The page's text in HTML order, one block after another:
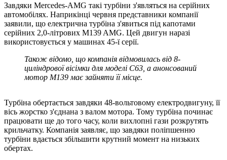
Завдяки Mercedes-AMG такі турбіни з'являться на серійних
автомобілях. Наприкінці червня представники компанії
заявили, що електрична турбіна з'явиться під капотами
серійних 2,0-літрових M139 AMG. Цей двигун наразі
використовується у машинах 45-ї серії.
Також відомо, що компанія відмовилась від 8-
циліндрової вісімки для моделі С63, а анонсований
мотор М139 має зайняти її місце.
Турбіна обертається завдяки 48-вольтовому електродвигуну, її
вісь жорстко з'єднана з валом мотора. Тому турбіна починає
працювати ще до того часу, коли вихлопні гази розкрутять
крильчатку. Компанія заявляє, що завдяки поліпшенню
турбіни вдається збільшити крутний момент на низьких
обертах.